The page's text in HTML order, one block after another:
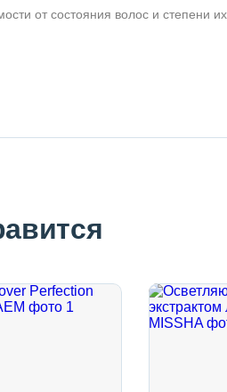
от состояния волос и степени их